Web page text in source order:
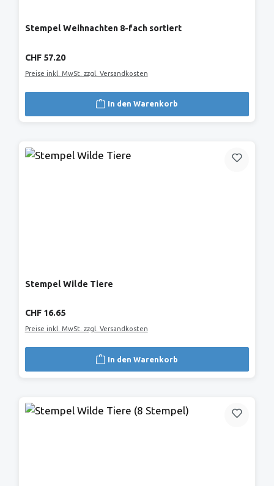
Stempel Weihnachten 8-fach sortiert
Regulärer Preis:
CHF 57.20
Preise inkl. MwSt. zzgl. Versandkosten
In den Warenkorb
Stempel Wilde Tiere
Regulärer Preis:
CHF 16.65
Preise inkl. MwSt. zzgl. Versandkosten
In den Warenkorb